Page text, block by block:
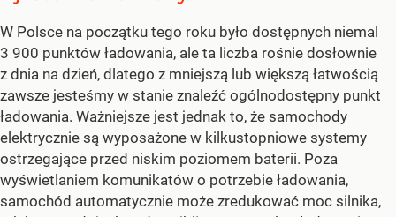
W Polsce na początku tego roku było dostępnych niemal
3 900 punktów ładowania, ale ta liczba rośnie dosłownie
z dnia na dzień, dlatego z mniejszą lub większą łatwością
zawsze jesteśmy w stanie znaleźć ogólnodostępny punkt
ładowania. Ważniejsze jest jednak to, że samochody
elektrycznie są wyposażone w kilkustopniowe systemy
ostrzegające przed niskim poziomem baterii. Poza
wyświetlaniem komunikatów o potrzebie ładowania,
samochód automatycznie może zredukować moc silnika,